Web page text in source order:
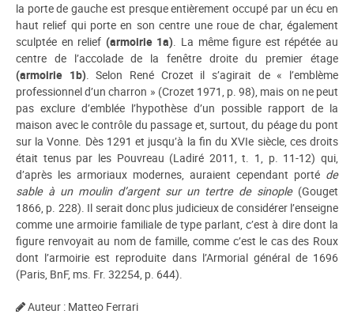
la porte de gauche est presque entièrement occupé par un écu en
haut relief qui porte en son centre une roue de char, également
sculptée en relief (armoirie 1a). La même figure est répétée au
centre de l’accolade de la fenêtre droite du premier étage
(armoirie 1b). Selon René Crozet il s’agirait de « l’emblème
professionnel d’un charron » (Crozet 1971, p. 98), mais on ne peut
pas exclure d’emblée l’hypothèse d’un possible rapport de la
maison avec le contrôle du passage et, surtout, du péage du pont
sur la Vonne. Dès 1291 et jusqu’à la fin du XVIe siècle, ces droits
était tenus par les Pouvreau (Ladiré 2011, t. 1, p. 11-12) qui,
d’après les armoriaux modernes, auraient cependant porté de
sable à un moulin d’argent sur un tertre de sinople (Gouget
1866, p. 228). Il serait donc plus judicieux de considérer l’enseigne
comme une armoirie familiale de type parlant, c’est à dire dont la
figure renvoyait au nom de famille, comme c’est le cas des Roux
dont l’armoirie est reproduite dans l’Armorial général de 1696
(Paris, BnF, ms. Fr. 32254, p. 644).
Auteur : Matteo Ferrari